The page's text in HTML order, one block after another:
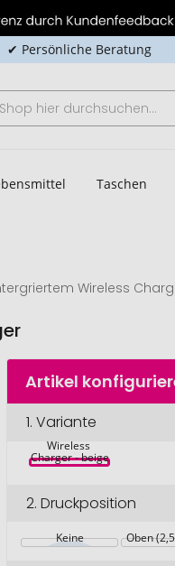
✔ Persönliche Beratung
Taschen
Wireless
Artikel
1.Variante
mit
Wireless
Charger - beige
2.Druckposition
Keine Oben